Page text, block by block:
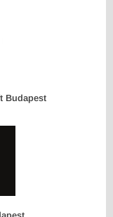
Budapest